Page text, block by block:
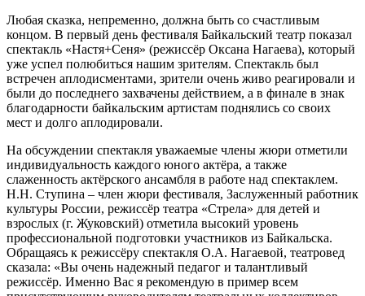
Любая сказка, непременно, должна быть со счастливым
концом. В первый день фестиваля Байкальский театр показал
спектакль «Настя+Сеня» (режиссёр Оксана Нагаева), который
уже успел полюбиться нашим зрителям. Спектакль был
встречен аплодисментами, зрители очень живо реагировали и
были до последнего захвачены действием, а в финале в знак
благодарности байкальским артистам поднялись со своих
мест и долго аплодировали.
На обсуждении спектакля уважаемые члены жюри отметили
индивидуальность каждого юного актёра, а также
слаженность актёрского ансамбля в работе над спектаклем.
Н.Н. Ступина – член жюри фестиваля, Заслуженный работник
культуры России, режиссёр театра «Стрела» для детей и
взрослых (г. Жуковский) отметила высокий уровень
профессиональной подготовки участников из Байкальска.
Обращаясь к режиссёру спектакля О.А. Нагаевой, театровед
сказала: «Вы очень надежный педагог и талантливый
режиссёр. Именно Вас я рекомендую в пример всем